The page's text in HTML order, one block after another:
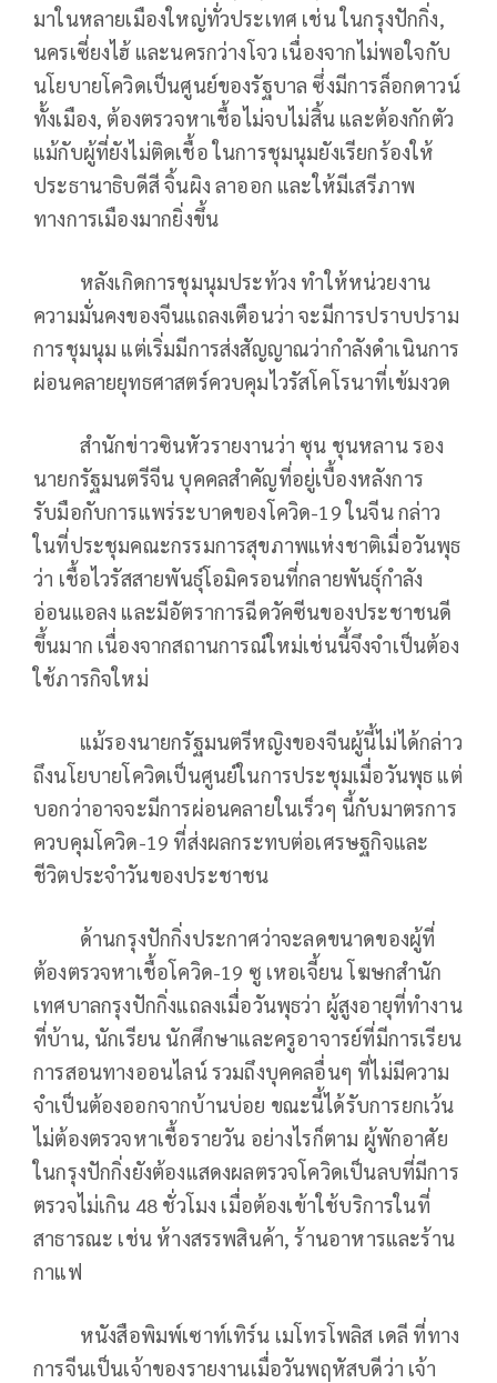
มาในหลายเมืองใหญ่ทั่วประเทศ เช่น ในกรุงปักกิ่ง,
นครเซี่ยงไฮ้ และนครกว่างโจว เนื่องจากไม่พอใจกับ
นโยบายโควิดเป็นศูนย์ของรัฐบาล ซึ่งมีการล็อกดาวน์
ทั้งเมือง, ต้องตรวจหาเชื้อไม่จบไม่สิ้น และต้องกักตัว
แม้กับผู้ที่ยังไม่ติดเชื้อ ในการชุมนุมยังเรียกร้องให้
ประธานาธิบดีสี จิ้นผิง ลาออก และให้มีเสรีภาพ
ทางการเมืองมากยิ่งขึ้น
หลังเกิดการชุมนุมประท้วง ทำให้หน่วยงาน
ความมั่นคงของจีนแถลงเตือนว่า จะมีการปราบปราม
การชุมนุม แต่เริ่มมีการส่งสัญญาณว่ากำลังดำเนินการ
ผ่อนคลายยุทธศาสตร์ควบคุมไวรัสโคโรนาที่เข้มงวด
สำนักข่าวซินหัวรายงานว่า ซุน ชุนหลาน รอง
นายกรัฐมนตรีจีน บุคคลสำคัญที่อยู่เบื้องหลังการ
รับมือกับการแพร่ระบาดของโควิด-19 ในจีน กล่าว
ในที่ประชุมคณะกรรมการสุขภาพแห่งชาติเมื่อวันพุธ
ว่า เชื้อไวรัสสายพันธุ์โอมิครอนที่กลายพันธุ์กำลัง
อ่อนแอลง และมีอัตราการฉีดวัคซีนของประชาชนดี
ขึ้นมาก เนื่องจากสถานการณ์ใหม่เช่นนี้จึงจำเป็นต้อง
ใช้ภารกิจใหม่
แม้รองนายกรัฐมนตรีหญิงของจีนผู้นี้ไม่ได้กล่าว
ถึงนโยบายโควิดเป็นศูนย์ในการประชุมเมื่อวันพุธ แต่
บอกว่าอาจจะมีการผ่อนคลายในเร็วๆ นี้กับมาตรการ
ควบคุมโควิด-19 ที่ส่งผลกระทบต่อเศรษฐกิจและ
ชีวิตประจำวันของประชาชน
ด้านกรุงปักกิ่งประกาศว่าจะลดขนาดของผู้ที่
ต้องตรวจหาเชื้อโควิด-19 ซู เหอเจี้ยน โฆษกสำนัก
เทศบาลกรุงปักกิ่งแถลงเมื่อวันพุธว่า ผู้สูงอายุที่ทำงาน
ที่บ้าน, นักเรียน นักศึกษาและครูอาจารย์ที่มีการเรียน
การสอนทางออนไลน์ รวมถึงบุคคลอื่นๆ ที่ไม่มีความ
จำเป็นต้องออกจากบ้านบ่อย ขณะนี้ได้รับการยกเว้น
ไม่ต้องตรวจหาเชื้อรายวัน อย่างไรก็ตาม ผู้พักอาศัย
ในกรุงปักกิ่งยังต้องแสดงผลตรวจโควิดเป็นลบที่มีการ
ตรวจไม่เกิน 48 ชั่วโมง เมื่อต้องเข้าใช้บริการในที่
สาธารณะ เช่น ห้างสรรพสินค้า, ร้านอาหารและร้าน
กาแฟ
หนังสือพิมพ์เซาท์เทิร์น เมโทรโพลิส เดลี ที่ทาง
การจีนเป็นเจ้าของรายงานเมื่อวันพฤหัสบดีว่า เจ้า